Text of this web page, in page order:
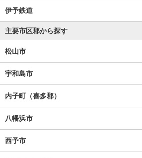
伊予鉄道
主要市区郡から探す
松山市
宇和島市
内子町（喜多郡）
八幡浜市
西予市